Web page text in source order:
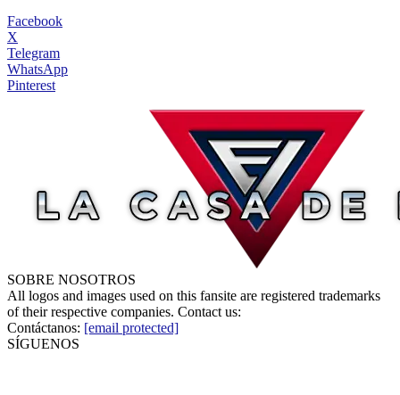
Facebook
X
Telegram
WhatsApp
Pinterest
SOBRE NOSOTROS
All logos and images used on this fansite are registered trademarks
of their respective companies. Contact us:
Contáctanos: [email protected]
SÍGUENOS